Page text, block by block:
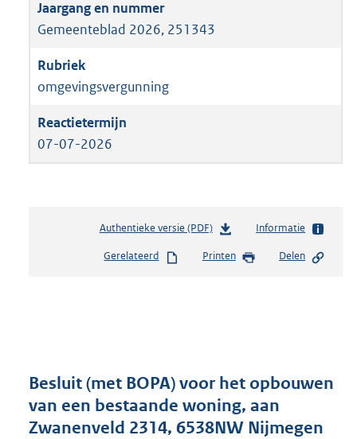
Gemeenteblad 2026, 251343
omgevingsvergunning
07-07-2026
Authentieke versie (PDF)b
s
r
o
t
Informatie
Gerelateerd Printen Delen
Besluit (met BOPA) voor het opbouwen
van een bestaande woning, aan
Zwanenveld 2314, 6538NW Nijmegen